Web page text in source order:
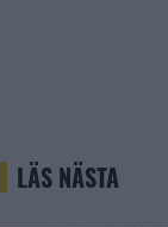
LÄS NÄSTA